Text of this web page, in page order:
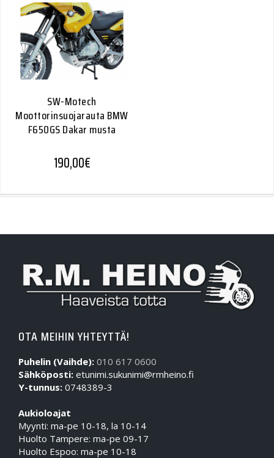
SW-Motech
Moottorinsuojarauta BMW
F650GS Dakar musta
190,00€
OTA MEIHIN YHTEYTTÄ!
Puhelin (Vaihde): 010 617 0600
Sähköposti: etunimi.sukunimi@rmheino.fi
Y-tunnus: 0748389-3
Aukioloajat
Myynti: ma-pe 10-18, la 10-14
Huolto Tampere: ma-pe 09-17
Huolto Espoo: ma-pe 10-18